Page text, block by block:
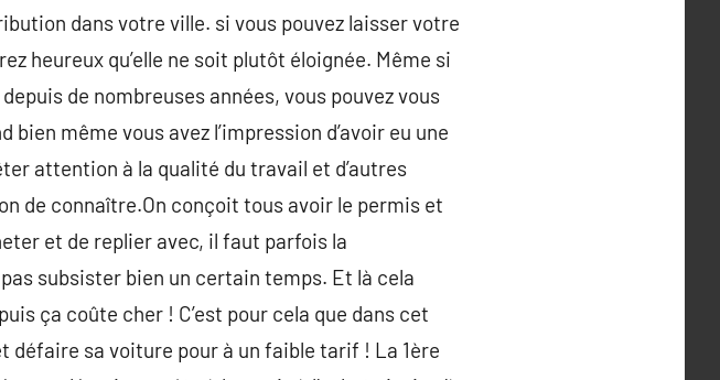
dans votre ville. si vous pouvez laisser votre
heureux qu’elle ne soit plutôt éloignée. Même si
de nombreuses années, vous pouvez vous
même vous avez l’impression d’avoir eu une
attention à la qualité du travail et d’autres
de connaître.On conçoit tous avoir le permis et
et de replier avec, il faut parfois la
subsister bien un certain temps. Et là cela
ça coûte cher ! C’est pour cela que dans cet
sa voiture pour à un faible tarif ! La 1ère